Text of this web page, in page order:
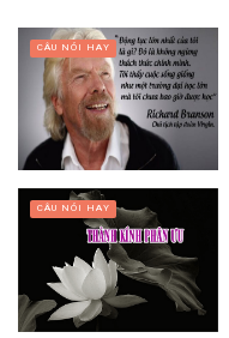
CÂU NÓI HAY
CÂU NÓI HAY